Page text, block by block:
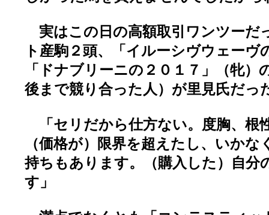
実はこの日の高額取引ワンツーだ
ト産駒２頭、「イルーシヴウェーヴ
「ドナブリーニの２０１７」（牝）
後まで競り合った人）が里見氏だっ
「セリだから仕方ない。度胸、根
（価格が）限界を超えたし、いか
持ちもあります。（購入した）自分
す」